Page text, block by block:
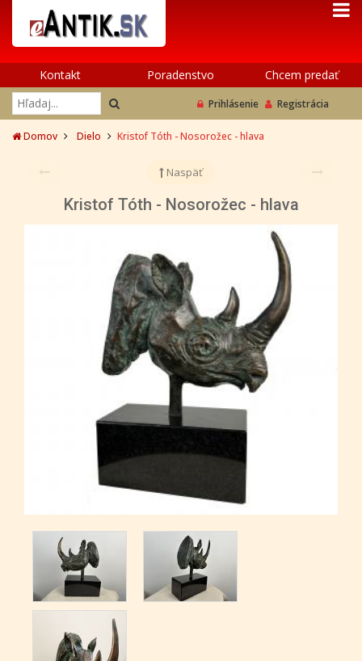
Kontakt Poradenstvo Chcem predať
Prihlásenie Registrácia
Domov Dielo Kristof Tóth - Nosorožec - hlava
Naspäť
Kristof Tóth - Nosorožec - hlava